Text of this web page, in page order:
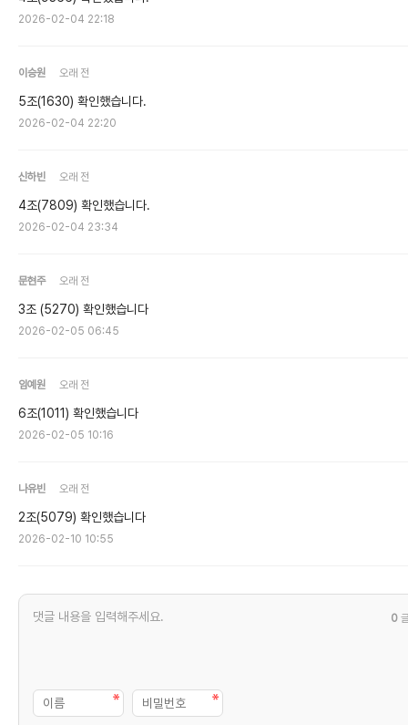
2026-02-04 22:18
이승원 오래 전
5조(1630) 확인했습니다.
2026-02-04 22:20
신하빈 오래 전
4조(7809) 확인했습니다.
2026-02-04 23:34
문현주 오래 전
3조 (5270) 확인했습니다
2026-02-05 06:45
임예원 오래 전
6조(1011) 확인했습니다
2026-02-05 10:16
나유빈 오래 전
2조(5079) 확인했습니다
2026-02-10 10:55
0